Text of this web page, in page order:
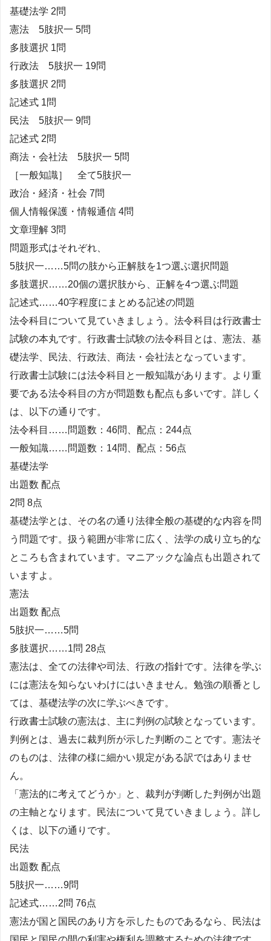
基礎法学 2問
憲法 5肢択一 5問
多肢選択 1問
行政法 5肢択一 19問
多肢選択 2問
記述式 1問
民法 5肢択一 9問
記述式 2問
商法・会社法 5肢択一 5問
［一般知識］ 全て5肢択一
政治・経済・社会 7問
個人情報保護・情報通信 4問
文章理解 3問
問題形式はそれぞれ、
5肢択一……5問の肢から正解肢を1つ選ぶ選択問題
多肢選択……20個の選択肢から、正解を4つ選ぶ問題
記述式……40字程度にまとめる記述の問題
法令科目について見ていきましょう。法令科目は行政書士
試験の本丸です。行政書士試験の法令科目とは、憲法、基
礎法学、民法、行政法、商法・会社法となっています。
行政書士試験には法令科目と一般知識があります。より重
要である法令科目の方が問題数も配点も多いです。詳しく
は、以下の通りです。
法令科目……問題数：46問、配点：244点
一般知識……問題数：14問、配点：56点
基礎法学
出題数 配点
2問 8点
基礎法学とは、その名の通り法律全般の基礎的な内容を問
う問題です。扱う範囲が非常に広く、法学の成り立ち的な
ところも含まれています。マニアックな論点も出題されて
いますよ。
憲法
出題数 配点
5肢択一……5問
多肢選択……1問 28点
憲法は、全ての法律や司法、行政の指針です。法律を学ぶ
には憲法を知らないわけにはいきません。勉強の順番とし
ては、基礎法学の次に学ぶべきです。
行政書士試験の憲法は、主に判例の試験となっています。
判例とは、過去に裁判所が示した判断のことです。憲法そ
のものは、法律の様に細かい規定がある訳ではありませ
ん。
「憲法的に考えてどうか」と、裁判が判断した判例が出題
の主軸となります。民法について見ていきましょう。詳し
くは、以下の通りです。
民法
出題数 配点
5肢択一……9問
記述式……2問 76点
憲法が国と国民のあり方を示したものであるなら、民法は